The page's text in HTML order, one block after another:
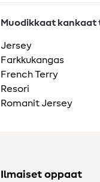
Muodikkaat
Jersey
Farkkukangas
French Terry
Resori
Romanit Jersey
Ilmaiset oppaat